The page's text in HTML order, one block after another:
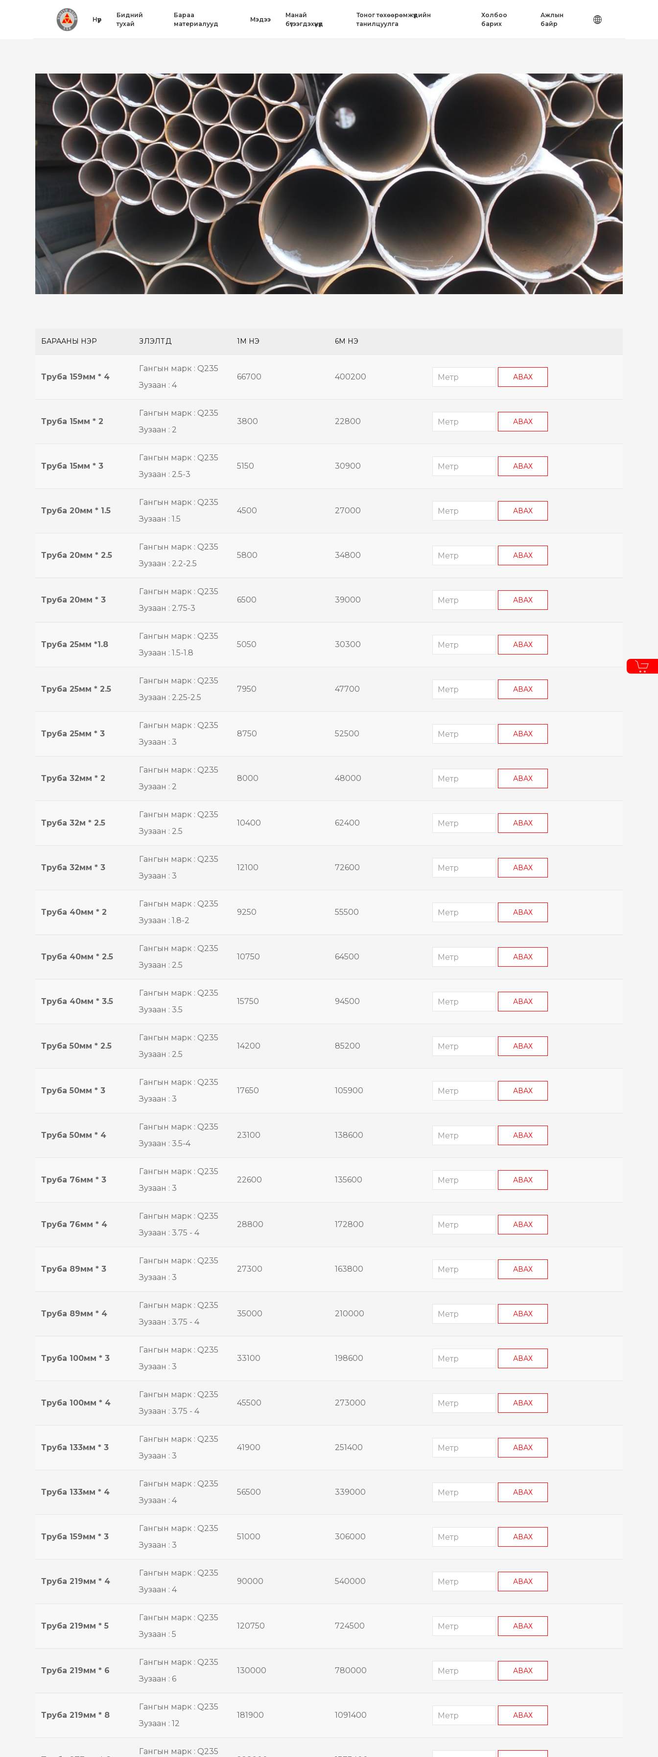
Нүүр
Бидний
тухай
Бараа
материалууд
Mэдээ
Mанай
бүтээгдэхүүнүүд
Тоног төхөөрөмжүүдийн
танилцуулга
Холбоо
барих
Ажлын
байр
БАРААНЫ НЭР ҮЗҮҮЛЭЛТҮҮД 1М ҮНЭ 6М ҮНЭ
Труба 159мм * 4
Гангын марк : Q235
Зузаан : 4
66700 400200 АВАХ
Труба 15мм * 2
Гангын марк : Q235
Зузаан : 2
3800 22800 АВАХ
Труба 15мм * 3
Гангын марк : Q235
Зузаан : 2.5-3
5150 30900 АВАХ
Труба 20мм * 1.5
Гангын марк : Q235
Зузаан : 1.5
4500 27000 АВАХ
Труба 20мм * 2.5
Гангын марк : Q235
Зузаан : 2.2-2.5
5800 34800 АВАХ
Труба 20мм * 3
Гангын марк : Q235
Зузаан : 2.75-3
6500 39000 АВАХ
Труба 25мм *1.8
Гангын марк : Q235
Зузаан : 1.5-1.8
5050 30300 АВАХ
Труба 25мм * 2.5
Гангын марк : Q235
Зузаан : 2.25-2.5
7950 47700 АВАХ
Труба 25мм * 3
Гангын марк : Q235
Зузаан : 3
8750 52500 АВАХ
Труба 32мм * 2
Гангын марк : Q235
Зузаан : 2
8000 48000 АВАХ
Труба 32м * 2.5
Гангын марк : Q235
Зузаан : 2.5
10400 62400 АВАХ
Труба 32мм * 3
Гангын марк : Q235
Зузаан : 3
12100 72600 АВАХ
Труба 40мм * 2
Гангын марк : Q235
Зузаан : 1.8-2
9250 55500 АВАХ
Труба 40мм * 2.5
Гангын марк : Q235
Зузаан : 2.5
10750 64500 АВАХ
Труба 40мм * 3.5
Гангын марк : Q235
Зузаан : 3.5
15750 94500 АВАХ
Труба 50мм * 2.5
Гангын марк : Q235
Зузаан : 2.5
14200 85200 АВАХ
Труба 50мм * 3
Гангын марк : Q235
Зузаан : 3
17650 105900 АВАХ
Труба 50мм * 4
Гангын марк : Q235
Зузаан : 3.5-4
23100 138600 АВАХ
Труба 76мм * 3
Гангын марк : Q235
Зузаан : 3
22600 135600 АВАХ
Труба 76мм * 4
Гангын марк : Q235
Зузаан : 3.75 - 4
28800 172800 АВАХ
Труба 89мм * 3
Гангын марк : Q235
Зузаан : 3
27300 163800 АВАХ
Труба 89мм * 4
Гангын марк : Q235
Зузаан : 3.75 - 4
35000 210000 АВАХ
Труба 100мм * 3
Гангын марк : Q235
Зузаан : 3
33100 198600 АВАХ
Труба 100мм * 4
Гангын марк : Q235
Зузаан : 3.75 - 4
45500 273000 АВАХ
Труба 133мм * 3
Гангын марк : Q235
Зузаан : 3
41900 251400 АВАХ
Труба 133мм * 4
Гангын марк : Q235
Зузаан : 4
56500 339000 АВАХ
Труба 159мм * 3
Гангын марк : Q235
Зузаан : 3
51000 306000 АВАХ
Труба 219мм * 4
Гангын марк : Q235
Зузаан : 4
90000 540000 АВАХ
Труба 219мм * 5
Гангын марк : Q235
Зузаан : 5
120750 724500 АВАХ
Труба 219мм * 6
Гангын марк : Q235
Зузаан : 6
130000 780000 АВАХ
Труба 219мм * 8
Гангын марк : Q235
Зузаан : 12
181900 1091400 АВАХ
Гангын марк : Q235